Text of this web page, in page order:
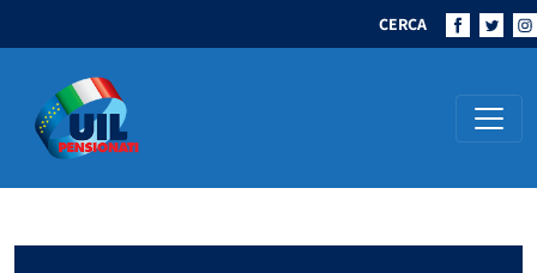
CERCA
Navigazione principale